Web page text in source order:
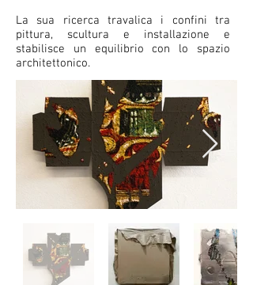
La sua ricerca travalica i confini tra
pittura, scultura e installazione e
stabilisce un equilibrio con lo spazio
architettonico.